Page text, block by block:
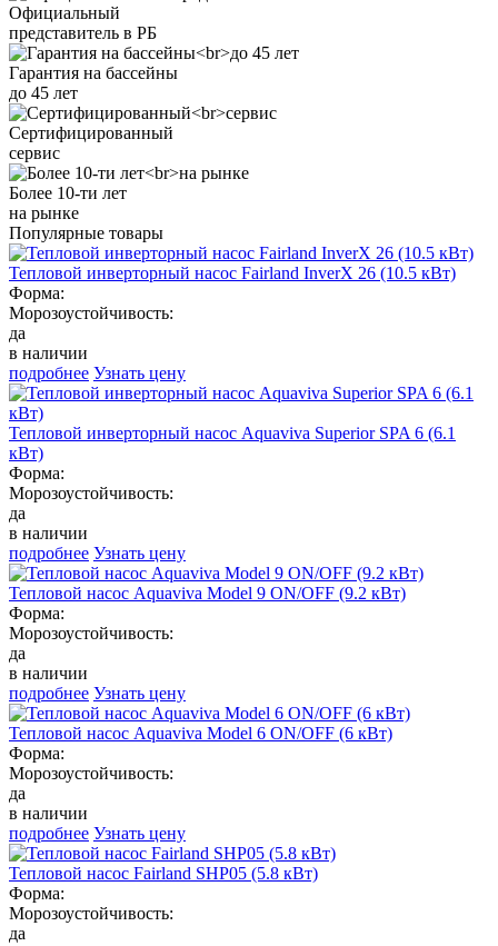
Официальный
представитель в РБ
Гарантия на бассейны
до 45 лет
Сертифицированный
сервис
Более 10-ти лет
на рынке
Популярные товары
Тепловой инверторный насос Fairland InverX 26 (10.5 кВт)
Форма:
Морозоустойчивость:
да
в наличии
подробнее Узнать цену
Тепловой инверторный насос Aquaviva Superior SPA 6 (6.1
кВт)
Форма:
Морозоустойчивость:
да
в наличии
подробнее Узнать цену
Тепловой насос Aquaviva Model 9 ON/OFF (9.2 кВт)
Форма:
Морозоустойчивость:
да
в наличии
подробнее Узнать цену
Тепловой насос Aquaviva Model 6 ON/OFF (6 кВт)
Форма:
Морозоустойчивость:
да
в наличии
подробнее Узнать цену
Тепловой насос Fairland SHP05 (5.8 кВт)
Форма:
Морозоустойчивость:
да